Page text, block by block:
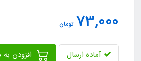
73,000 تومان
آماده ارسال